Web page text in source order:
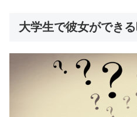
大学生で彼女ができ